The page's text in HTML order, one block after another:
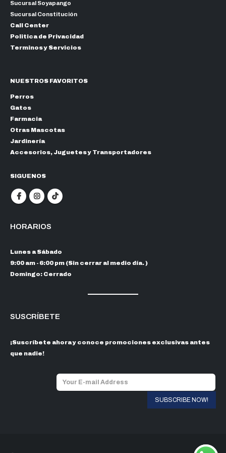
Sucursal Soyapango
Sucursal Constitución
Call Center
Politica de Privacidad
Terminos y Servicios
NUESTROS FAVORITOS
Perros
Gatos
Farmacia
Otras Mascotas
Jardinería
Accesorios, Juguetes y Transportadores
SIGUENOS
HORARIOS
Lunes a Sábado
9:00 am - 6:00 pm (Sin cerrar al medio día. )
Domingo: Cerrado
SUSCRÍBETE
¡Suscríbete ahora y conoce promociones exclusivas antes
que nadie!